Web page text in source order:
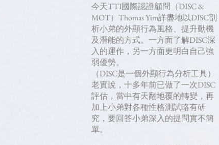
今天TTI國際認證顧問（DISC &
MOT）Thomas Yim詳盡地以DISC剖
析小弟的外顯行為風格、提升動機
及潛能的方式。一方面了解DISC深
入的運作，另一方面更明白自己強
弱優勢。
（DISC是一個外顯行為分析工具）
老實說，十多年前已做了一次DISC
評估，當中有天翻地覆的轉變，再
加上小弟對各種性格測試略有研
究，要回答小弟深入的提問實不簡
單。